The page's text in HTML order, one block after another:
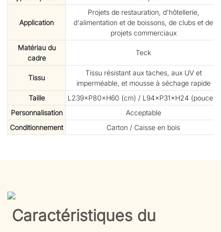
Application
Projets de restauration, d'hôtellerie,
d'alimentation et de boissons, de clubs et de
projets commerciaux
Matériau du
cadre
Teck
Tissu
Tissu résistant aux taches, aux UV et
imperméable, et mousse à séchage rapide
Taille
L239×P80×H60 (cm) / L94×P31×H24 (pouces)
Personnalisation
Acceptable
Conditionnement
Carton / Caisse en bois
Caractéristiques du